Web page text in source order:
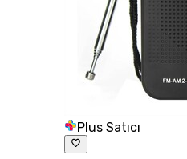
Plus Satıcı